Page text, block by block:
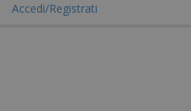
Accedi/Registrati